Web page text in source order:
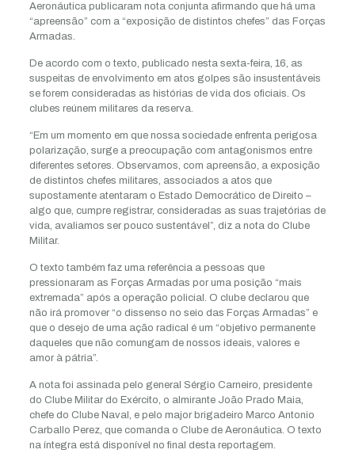
Aeronáutica publicaram nota conjunta afirmando que há uma
“apreensão” com a “exposição de distintos chefes” das Forças
Armadas.
De acordo com o texto, publicado nesta sexta-feira, 16, as
suspeitas de envolvimento em atos golpes são insustentáveis
se forem consideradas as histórias de vida dos oficiais. Os
clubes reúnem militares da reserva.
“Em um momento em que nossa sociedade enfrenta perigosa
polarização, surge a preocupação com antagonismos entre
diferentes setores. Observamos, com apreensão, a exposição
de distintos chefes militares, associados a atos que
supostamente atentaram o Estado Democrático de Direito –
algo que, cumpre registrar, consideradas as suas trajetórias de
vida, avaliamos ser pouco sustentável”, diz a nota do Clube
Militar.
O texto também faz uma referência a pessoas que
pressionaram as Forças Armadas por uma posição “mais
extremada” após a operação policial. O clube declarou que
não irá promover “o dissenso no seio das Forças Armadas” e
que o desejo de uma ação radical é um “objetivo permanente
daqueles que não comungam de nossos ideais, valores e
amor à pátria”.
A nota foi assinada pelo general Sérgio Carneiro, presidente
do Clube Militar do Exército, o almirante João Prado Maia,
chefe do Clube Naval, e pelo major brigadeiro Marco Antonio
Carballo Perez, que comanda o Clube de Aeronáutica. O texto
na íntegra está disponível no final desta reportagem.